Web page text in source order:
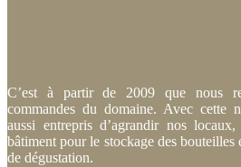
C’est à partir de 2009 que nous
commandes du domaine. Avec cette
aussi entrepris d’agrandir nos
bâtiment pour le stockage des bouteilles
de dégustation.